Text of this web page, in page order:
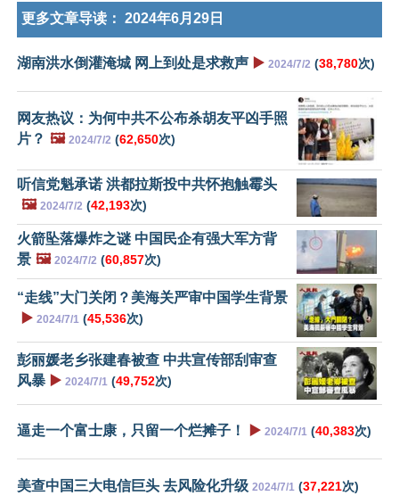
更多文章导读： 2024年6月29日
湖南洪水倒灌淹城 网上到处是求救声 ▶️ 2024/7/2 (38,780次)
网友热议：为何中共不公布杀胡友平凶手照
片？ 🖼️ 2024/7/2 (62,650次)
听信党魁承诺 洪都拉斯投中共怀抱触霉头
🖼️ 2024/7/2 (42,193次)
火箭坠落爆炸之谜 中国民企有强大军方背
景 🖼️ 2024/7/2 (60,857次)
“走线”大门关闭？美海关严审中国学生背景
▶️ 2024/7/1 (45,536次)
彭丽媛老乡张建春被查 中共宣传部刮审查
风暴 ▶️ 2024/7/1 (49,752次)
逼走一个富士康，只留一个烂摊子！ ▶️ 2024/7/1 (40,383次)
美查中国三大电信巨头 去风险化升级 2024/7/1 (37,221次)